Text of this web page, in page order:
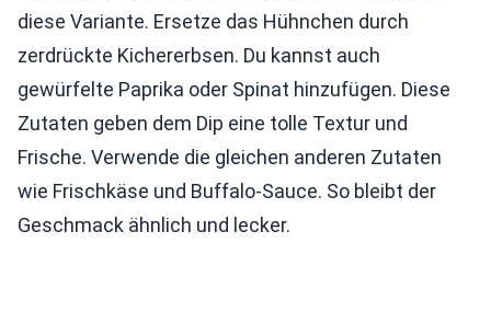
diese Variante. Ersetze das Hühnchen durch
zerdrückte Kichererbsen. Du kannst auch
gewürfelte Paprika oder Spinat hinzufügen. Diese
Zutaten geben dem Dip eine tolle Textur und
Frische. Verwende die gleichen anderen Zutaten
wie Frischkäse und Buffalo-Sauce. So bleibt der
Geschmack ähnlich und lecker.